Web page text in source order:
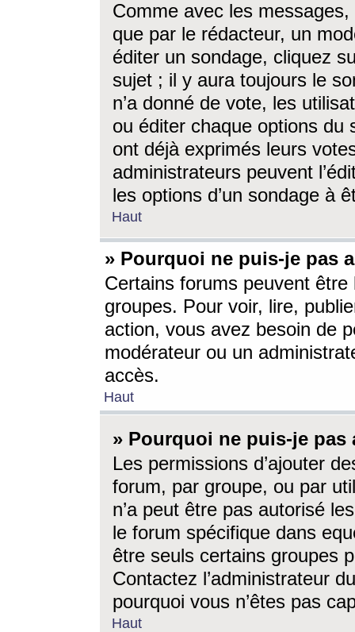
Comme avec les
que par le rédacteur, un
éditer un sondage, cliquez
sujet ; il y aura toujours le
n’a donné de vote, les
ou éditer chaque options du
ont déjà exprimés leurs
administrateurs peuvent
les options d’un sondage à
Haut
» Pourquoi ne puis-je pas
Certains forums peuvent être
groupes. Pour voir, lire,
action, vous avez besoin de
modérateur ou un
accès.
Haut
» Pourquoi ne puis-je
Les permissions d’ajouter
forum, par groupe, ou par
n’a peut être pas autorisé
le forum spécifique dans
être seuls certains groupes
Contactez l’administrateur
pourquoi vous n’êtes pas
Haut